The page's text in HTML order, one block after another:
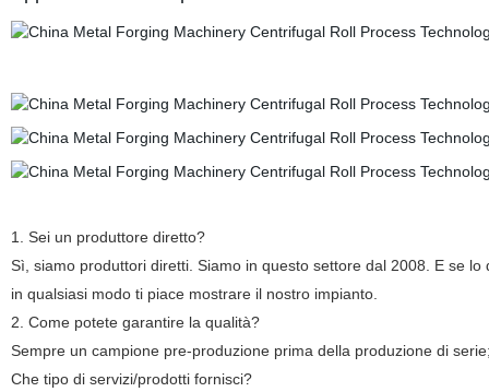
1. Sei un produttore diretto?
Sì, siamo produttori diretti. Siamo in questo settore dal 2008. E se
in qualsiasi modo ti piace mostrare il nostro impianto.
2. Come potete garantire la qualità?
Sempre un campione pre-produzione prima della produzione di
Che tipo di servizi/prodotti fornisci?